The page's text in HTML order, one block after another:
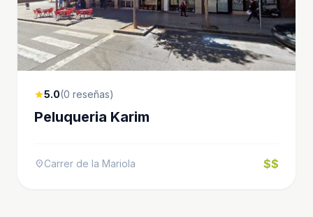
star5.0(0 reseñas)
Peluqueria Karim
location_onCarrer de la Mariola $$